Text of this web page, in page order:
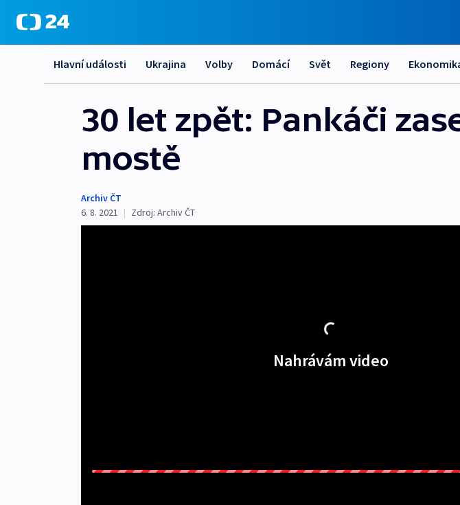
Hlavní události Ukrajina Volby Domácí Svět Regiony
30 let zpět: Pankáči
mostě
Archiv ČT
6. 8. 2021 | Zdroj: Archiv ČT
Nahrávám video